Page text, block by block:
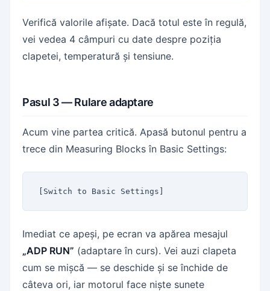
Verifică valorile afișate. Dacă totul este în regulă,
vei vedea 4 câmpuri cu date despre poziția
clapetei, temperatură și tensiune.
Pasul 3 — Rulare adaptare
Acum vine partea critică. Apasă butonul pentru a
trece din Measuring Blocks în Basic Settings:
[Switch to Basic Settings]
Imediat ce apeși, pe ecran va apărea mesajul
„ADP RUN” (adaptare în curs). Vei auzi clapeta
cum se mișcă — se deschide și se închide de
câteva ori, iar motorul face niște sunete